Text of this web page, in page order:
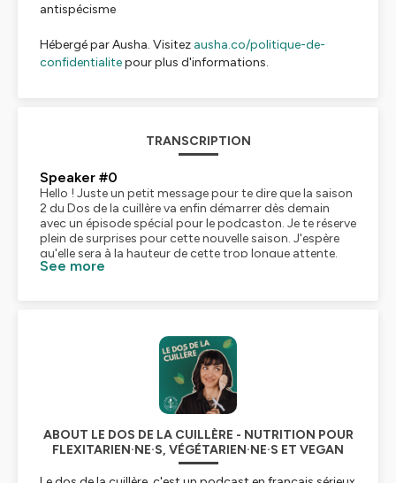
antispécisme
Hébergé par Ausha. Visitez ausha.co/politique-de-
confidentialitepour plus d'informations.
TRANSCRIPTION
Speaker #0
Hello ! Juste un petit message pour te dire que la saison
2 du Dos de la cuillère va enfin démarrer dès demain
avec un épisode spécial pour le podcaston. Je te réserve
plein de surprises pour cette nouvelle saison. J'espère
qu'elle sera à la hauteur de cette trop longue attente.
See more
ABOUT LE DOS DE LA CUILLÈRE - NUTRITION POUR
FLEXITARIEN·NE·S, VÉGÉTARIEN·NE·S ET VEGAN